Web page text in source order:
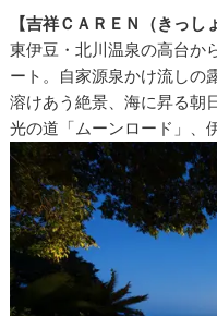
【吉祥ＣＡＲＥＮ（きっし
東伊豆・北川温泉の高台か
ート。自家源泉かけ流しの
溶けあう絶景、海に昇る朝
光の道「ムーンロード」、